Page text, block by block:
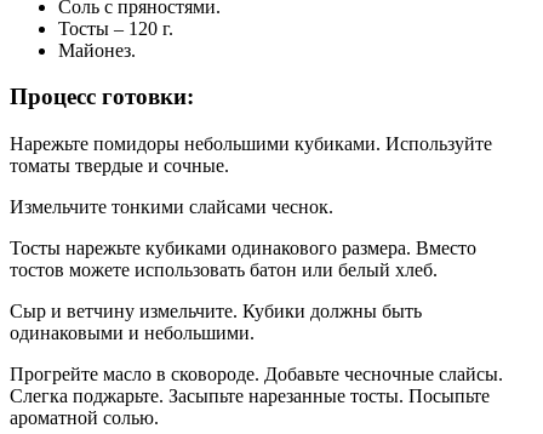
Соль с пряностями.
Тосты – 120 г.
Майонез.
Процесс готовки:
Нарежьте помидоры небольшими кубиками. Используйте
томаты твердые и сочные.
Измельчите тонкими слайсами чеснок.
Тосты нарежьте кубиками одинакового размера. Вместо
тостов можете использовать батон или белый хлеб.
Сыр и ветчину измельчите. Кубики должны быть
одинаковыми и небольшими.
Прогрейте масло в сковороде. Добавьте чесночные слайсы.
Слегка поджарьте. Засыпьте нарезанные тосты. Посыпьте
ароматной солью.